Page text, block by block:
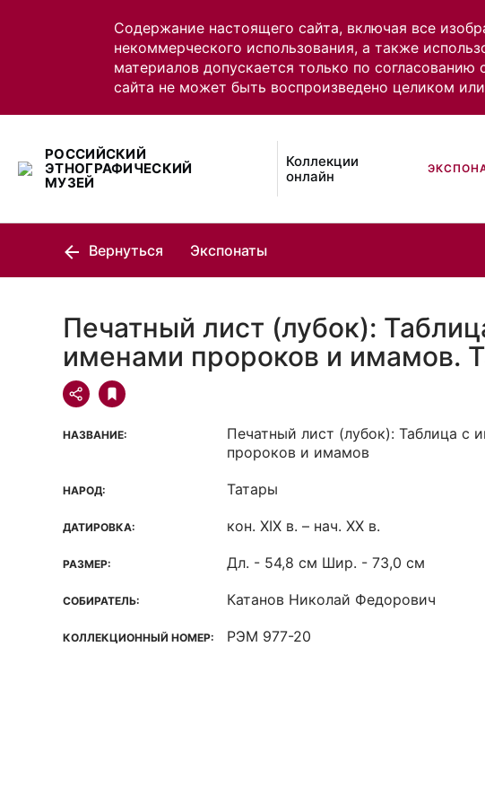
Содержание настоящего сайта, включая все
некоммерческого использования, а также
материалов допускается только по
сайта не может быть воспроизведено целиком
РОССИЙСКИЙ
ЭТНОГРАФИЧЕСКИЙ
МУЗЕЙ
Коллекции
онлайн
Вернуться Экспонаты
Печатный лист (лубок):
именами пророков и имамов.
НАЗВАНИЕ:
Печатный лист (лубок): Таблица с
пророков и имамов
НАРОД: Татары
ДАТИРОВКА: кон. XIX в. – нач. XX в.
РАЗМЕР: Дл. - 54,8 см Шир. - 73,0 см
СОБИРАТЕЛЬ: Катанов Николай Федорович
КОЛЛЕКЦИОННЫЙ НОМЕР: РЭМ 977-20